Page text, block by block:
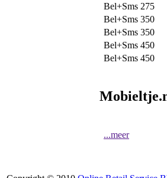
Bel+Sms 275
Bel+Sms 350
Bel+Sms 350
Bel+Sms 450
Bel+Sms 450
...meer